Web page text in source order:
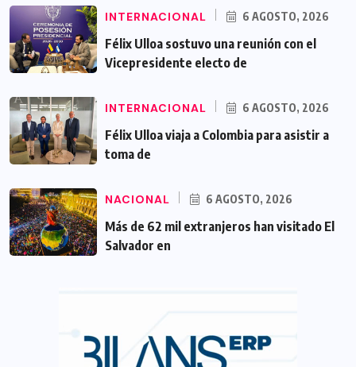
INTERNACIONAL 6 AGOSTO, 2026
Félix Ulloa sostuvo una reunión con el
Vicepresidente electo de
INTERNACIONAL 6 AGOSTO, 2026
Félix Ulloa viaja a Colombia para asistir a
toma de
NACIONAL 6 AGOSTO, 2026
Más de 62 mil extranjeros han visitado El
Salvador en